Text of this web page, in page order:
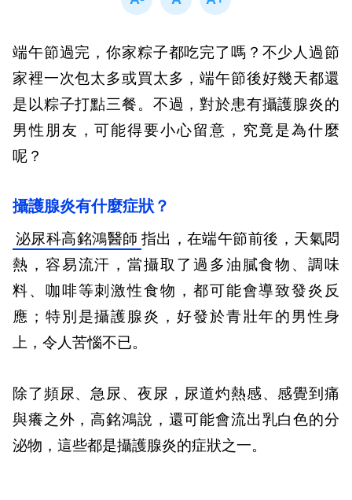
端午節過完，你家粽子都吃完了嗎？不少人過節
家裡一次包太多或買太多，端午節後好幾天都還
是以粽子打點三餐。不過，對於患有攝護腺炎的
男性朋友，可能得要小心留意，究竟是為什麼
呢？
攝護腺炎有什麼症狀？
泌尿科高銘鴻醫師 指出，在端午節前後，天氣悶
熱，容易流汗，當攝取了過多油膩食物、調味
料、咖啡等刺激性食物，都可能會導致發炎反
應；特別是攝護腺炎，好發於青壯年的男性身
上，令人苦惱不已。
除了頻尿、急尿、夜尿，尿道灼熱感、感覺到痛
與癢之外，高銘鴻說，還可能會流出乳白色的分
泌物，這些都是攝護腺炎的症狀之一。